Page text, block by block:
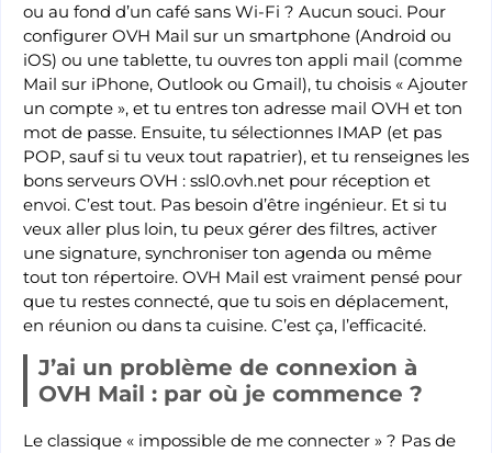
ou au fond d’un café sans Wi-Fi ? Aucun souci. Pour
configurer OVH Mail sur un smartphone (Android ou
iOS) ou une tablette, tu ouvres ton appli mail (comme
Mail sur iPhone, Outlook ou Gmail), tu choisis « Ajouter
un compte », et tu entres ton adresse mail OVH et ton
mot de passe. Ensuite, tu sélectionnes IMAP (et pas
POP, sauf si tu veux tout rapatrier), et tu renseignes les
bons serveurs OVH : ssl0.ovh.net pour réception et
envoi. C’est tout. Pas besoin d’être ingénieur. Et si tu
veux aller plus loin, tu peux gérer des filtres, activer
une signature, synchroniser ton agenda ou même
tout ton répertoire. OVH Mail est vraiment pensé pour
que tu restes connecté, que tu sois en déplacement,
en réunion ou dans ta cuisine. C’est ça, l’efficacité.
J’ai un problème de connexion à
OVH Mail : par où je commence ?
Le classique « impossible de me connecter » ? Pas de